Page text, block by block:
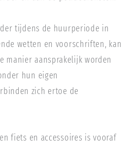
tijdens de huurperiode in
wetten en voorschriften, kan
manier aansprakelijk worden
hun eigen
zich ertoe de
fiets en accessoires is vooraf